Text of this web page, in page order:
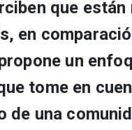
que
en
un
tome en
una